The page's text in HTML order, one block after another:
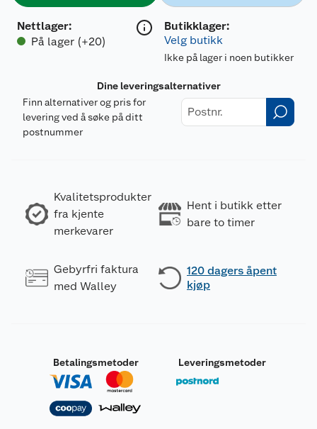
Nettlager:
På lager (+20)
Butikklager:
Velg butikk
Ikke på lager i noen butikker
Dine leveringsalternativer
Finn alternativer og pris for
levering ved å søke på ditt
postnummer
Kvalitetsprodukter
fra kjente
merkevarer
Hent i butikk etter
bare to timer
Gebyrfri faktura
med Walley
120 dagers åpent
kjøp
Betalingsmetoder Leveringsmetoder